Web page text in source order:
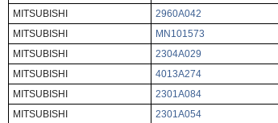
MITSUBISHI
2960A042
MITSUBISHI
MN101573
MITSUBISHI
2304A029
MITSUBISHI
4013A274
MITSUBISHI
2301A084
MITSUBISHI
2301A054